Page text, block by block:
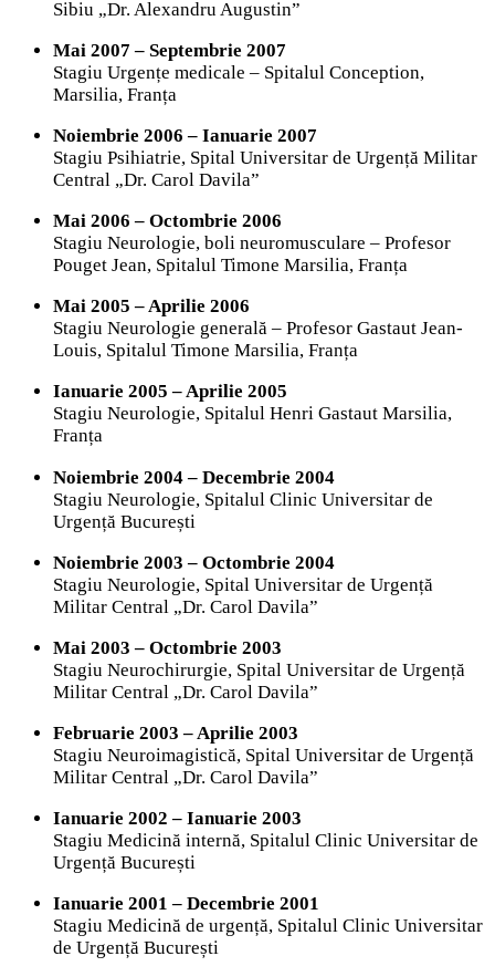
Sibiu „Dr. Alexandru Augustin”
Mai 2007 – Septembrie 2007
Stagiu Urgențe medicale – Spitalul Conception,
Marsilia, Franța
Noiembrie 2006 – Ianuarie 2007
Stagiu Psihiatrie, Spital Universitar de Urgență Militar
Central „Dr. Carol Davila”
Mai 2006 – Octombrie 2006
Stagiu Neurologie, boli neuromusculare – Profesor
Pouget Jean, Spitalul Timone Marsilia, Franța
Mai 2005 – Aprilie 2006
Stagiu Neurologie generală – Profesor Gastaut Jean-
Louis, Spitalul Timone Marsilia, Franța
Ianuarie 2005 – Aprilie 2005
Stagiu Neurologie, Spitalul Henri Gastaut Marsilia,
Franța
Noiembrie 2004 – Decembrie 2004
Stagiu Neurologie, Spitalul Clinic Universitar de
Urgență București
Noiembrie 2003 – Octombrie 2004
Stagiu Neurologie, Spital Universitar de Urgență
Militar Central „Dr. Carol Davila”
Mai 2003 – Octombrie 2003
Stagiu Neurochirurgie, Spital Universitar de Urgență
Militar Central „Dr. Carol Davila”
Februarie 2003 – Aprilie 2003
Stagiu Neuroimagistică, Spital Universitar de Urgență
Militar Central „Dr. Carol Davila”
Ianuarie 2002 – Ianuarie 2003
Stagiu Medicină internă, Spitalul Clinic Universitar de
Urgență București
Ianuarie 2001 – Decembrie 2001
Stagiu Medicină de urgență, Spitalul Clinic Universitar
de Urgență București